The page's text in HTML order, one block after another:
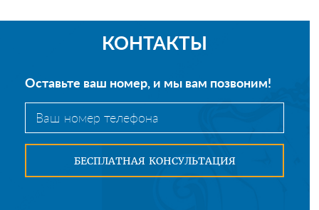
КОНТАКТЫ
Оставьте ваш номер, и мы вам позвоним!